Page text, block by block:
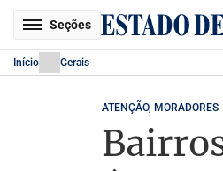
Seções
Início Gerais
ATENÇÃO, MORADORES